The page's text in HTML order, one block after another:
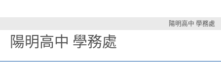
陽明高中 學務處
陽明高中 學務處